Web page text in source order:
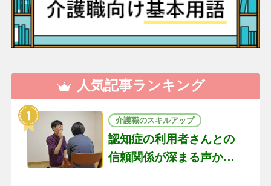
人気記事ランキング
介護職のスキルアップ
認知症の利用者さんとの
信頼関係が深まる声かけ